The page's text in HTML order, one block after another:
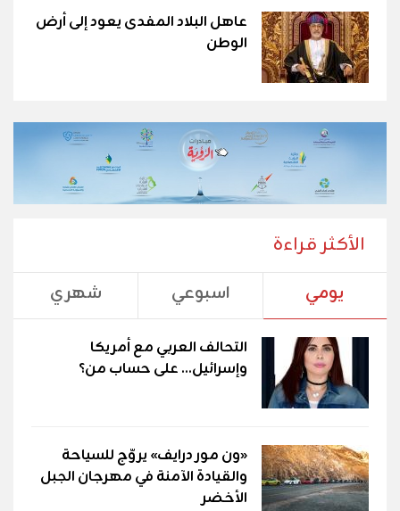
عاهل البلاد المفدى يعود إلى أرض
الوطن
الأكثر قراءة
يومي اسبوعي شهري
التحالف العربي مع أمريكا
وإسرائيل... على حساب من؟
«ون مور درايف» يروّج للسياحة
والقيادة الآمنة في مهرجان الجبل
الأخضر